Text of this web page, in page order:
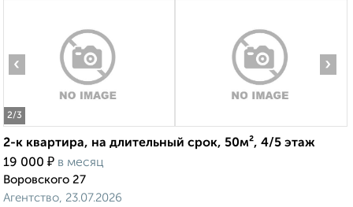
2/3
‹ ›
2-к квартира, на длительный срок, 50м², 4/5 этаж
19 000 ₽ в месяц
Воровского 27
Агентство, 23.07.2026